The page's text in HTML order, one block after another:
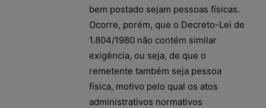
bem postado sejam pessoas físicas.
Ocorre, porém, que o Decreto-Lei de
1.804/1980 não contém similar
exigência, ou seja, de que o
remetente também seja pessoa
física, motivo pelo qual os atos
administrativos normativos